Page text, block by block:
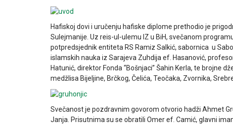
Hafiskoj dovi i uručenju hafiske diplome prethodio je
Sulejmanije. Uz reis-ul-ulemu IZ u BiH, svečanom
potpredsjednik entiteta RS Ramiz Salkić, sabornica u
islamskih nauka iz Sarajeva Zuhdija ef. Hasanović,
Hatunić, direktor Fonda “Bošnjaci” Šahin Kerla, te brojne
medžlisa Bijeljine, Brčkog, Čelića, Teočaka, Zvornika,
Svečanost je pozdravnim govorom otvorio hadži Ahmet
Janja. Prisutnima su se obratili Omer ef. Camić, glavni